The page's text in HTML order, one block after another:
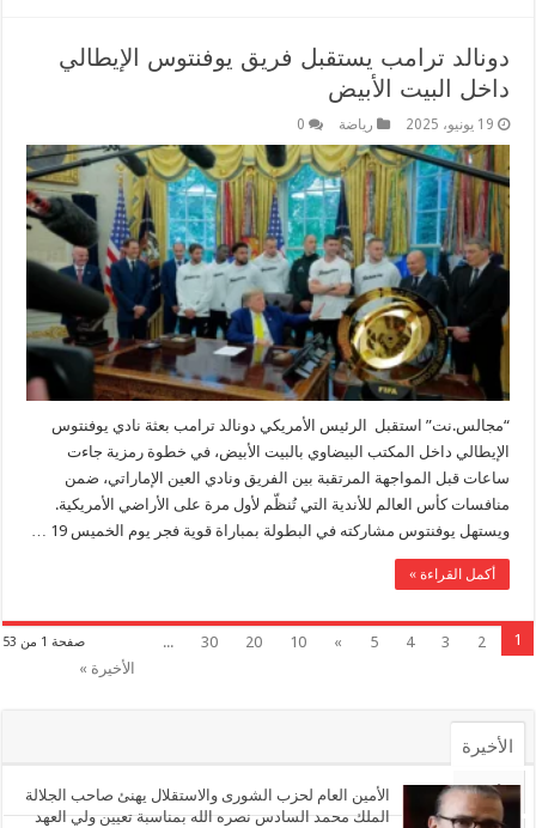
دونالد ترامب يستقبل فريق يوفنتوس الإيطالي
داخل البيت الأبيض
19 يونيو، 2025 رياضة 0
“مجالس.نت” استقبل الرئيس الأمريكي دونالد ترامب بعثة نادي يوفنتوس
الإيطالي داخل المكتب البيضاوي بالبيت الأبيض، في خطوة رمزية جاءت
ساعات قبل المواجهة المرتقبة بين الفريق ونادي العين الإماراتي، ضمن
منافسات كأس العالم للأندية التي تُنظّم لأول مرة على الأراضي الأمريكية.
ويستهل يوفنتوس مشاركته في البطولة بمباراة قوية فجر يوم الخميس 19 …
أكمل القراءة »
صفحة 1 من 53 1
2
3
4
5
»
10
20
30
...
الأخيرة »
الأخيرة
الأشهر
الأمين العام لحزب الشورى والاستقلال يهنئ صاحب الجلالة
الملك محمد السادس نصره الله بمناسبة تعيين ولي العهد